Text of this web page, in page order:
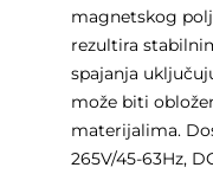
magnetskog
rezultira
spajanja
može biti
materijalima.
265V/45-63Hz,